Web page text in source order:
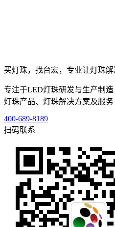
买灯珠，找台宏，专业让灯珠解
专注于LED灯珠研发与生产制
灯珠产品、灯珠解决方案及服
400-689-8189
扫码联系